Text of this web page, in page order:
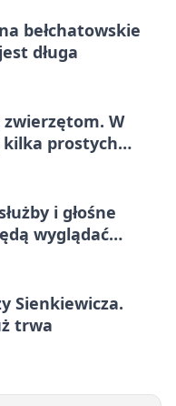
bełchatowskie
długa
zwierzętom. W
kilka prostych
i głośne
wyglądać
Sienkiewicza.
trwa